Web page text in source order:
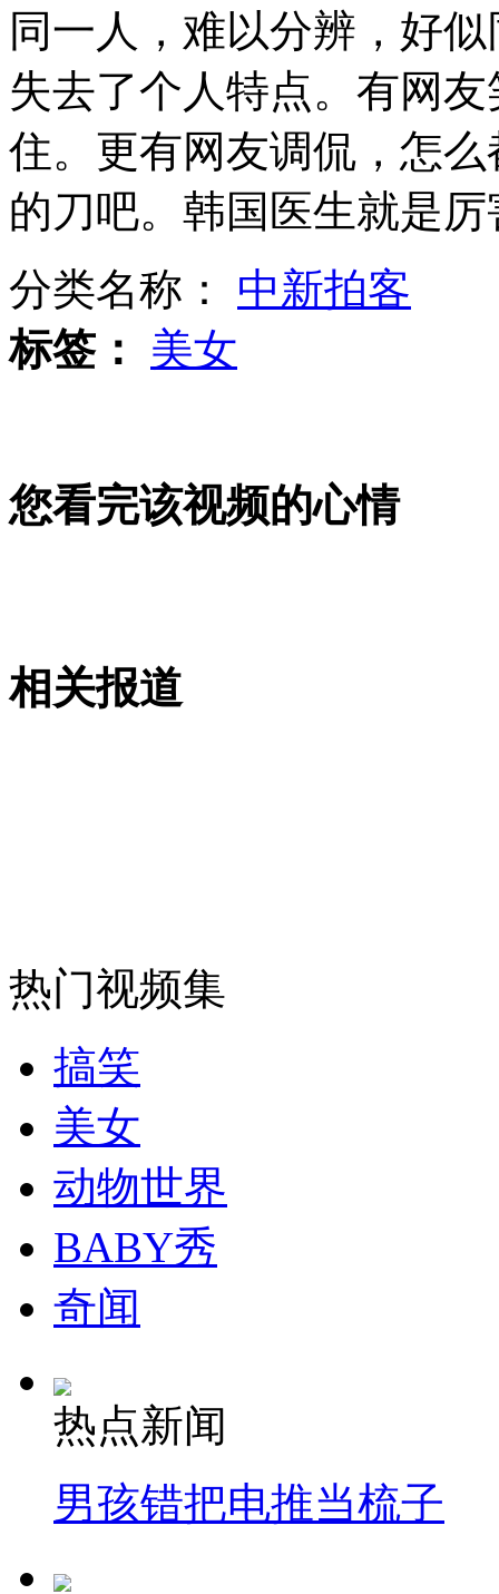
河南洛阳现大背头弥勒佛像 园方回应系老板肖像
岳母让女婿签“犯错离婚赔150万”
女孩北京地铁殴打老人 痛下狠手拳打脚踢
外交部：反对强权政治霸凌主义
走！跟着总书记去植树
消防员救轻生者
纽约上演“枕头大战”
司机酒驾遇交警 急速倒车逃窜
同一人，难以分辨，好
失去了个人特点。有网
住。更有网友调侃，怎
的刀吧。韩国医生就是
分类名称： 中新拍客
标签：
美女
您看完该视频的心情
相关报道
热门视频集
搞笑
美女
动物世界
BABY秀
奇闻
热点新闻
男孩错把电推当梳子